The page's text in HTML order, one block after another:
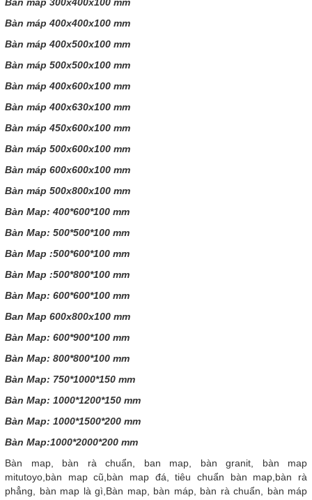
Bàn máp 400x400x100 mm
Bàn máp 400x500x100 mm
Bàn máp 500x500x100 mm
Bàn máp 400x600x100 mm
Bàn máp 400x630x100 mm
Bàn máp 450x600x100 mm
Bàn máp 500x600x100 mm
Bàn máp 600x600x100 mm
Bàn máp 500x800x100 mm
Bàn Map: 400*600*100 mm
Bàn Map: 500*500*100 mm
Bàn Map :500*600*100 mm
Bàn Map :500*800*100 mm
Bàn Map: 600*600*100 mm
Ban Map 600x800x100 mm
Bàn Map: 600*900*100 mm
Bàn Map: 800*800*100 mm
Bàn Map: 750*1000*150 mm
Bàn Map: 1000*1200*150 mm
Bàn Map: 1000*1500*200 mm
Bàn Map:1000*2000*200 mm
Bàn map, bàn rà chuẩn, ban map, bàn granit, bàn map
mitutoyo,bàn map cũ,bàn map đá, tiêu chuẩn bàn map,bàn rà
phẳng, bàn map là gì,Bàn map, bàn máp, bàn rà chuẩn, bàn máp